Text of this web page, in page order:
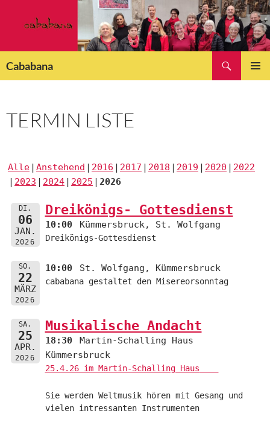
Cababana
TERMIN LISTE
Alle Anstehend 2016 2017 2018 2019 2020
2022
2023
2024 2025 2026
DI.
06
JAN.
2026
Dreikönigs- Gottesdienst
10:00 Kümmersbruck, St. Wolfgang
Dreikönigs-Gottesdienst
SO.
22
MÄRZ
2026
10:00 St. Wolfgang, Kümmersbruck
cababana gestaltet den Misereorsonntag
SA.
25
APR.
2026
Musikalische Andacht
18:30
Martin-Schalling Haus
Kümmersbruck
25.4.26 im Martin-Schalling Haus
Sie werden Weltmusik hören mit Gesang und
vielen intressanten Instrumenten